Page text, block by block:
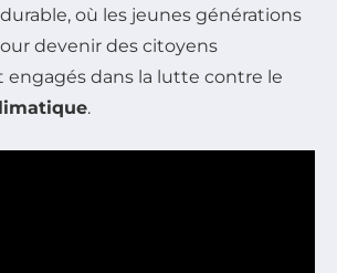
où les jeunes générations
devenir des citoyens
engagés dans la lutte contre le
.